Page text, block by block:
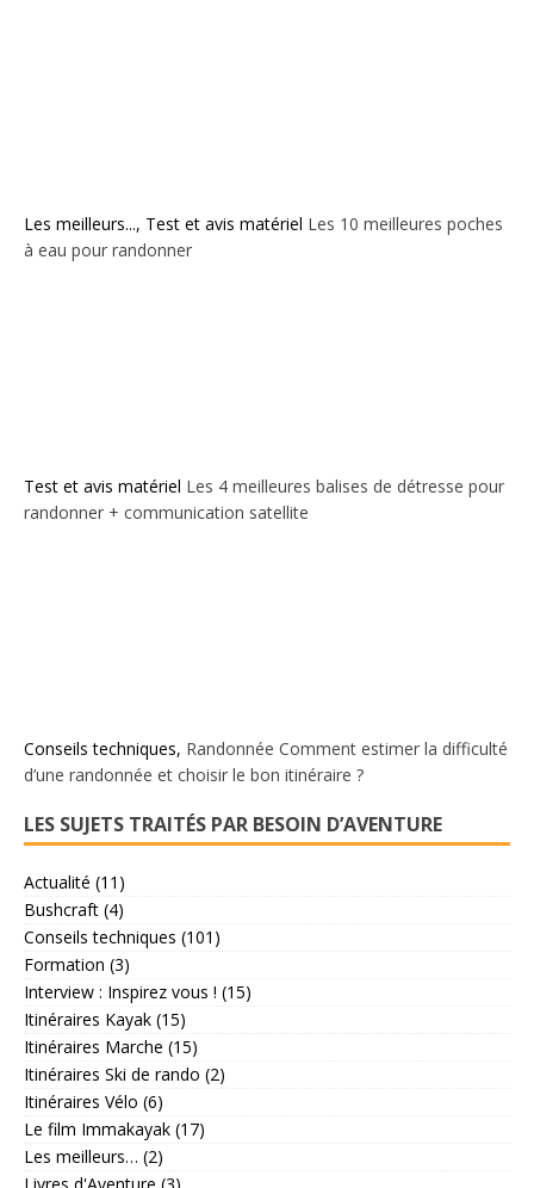
Les meilleurs..., Test et avis matériel Les 10 meilleures poches
à eau pour randonner
Test et avis matériel Les 4 meilleures balises de détresse pour
randonner + communication satellite
Conseils techniques, Randonnée Comment estimer la difficulté
d’une randonnée et choisir le bon itinéraire ?
LES SUJETS TRAITÉS PAR BESOIN D’AVENTURE
Actualité (11)
Bushcraft (4)
Conseils techniques (101)
Formation (3)
Interview : Inspirez vous ! (15)
Itinéraires Kayak (15)
Itinéraires Marche (15)
Itinéraires Ski de rando (2)
Itinéraires Vélo (6)
Le film Immakayak (17)
Les meilleurs… (2)
Livres d'Aventure (3)